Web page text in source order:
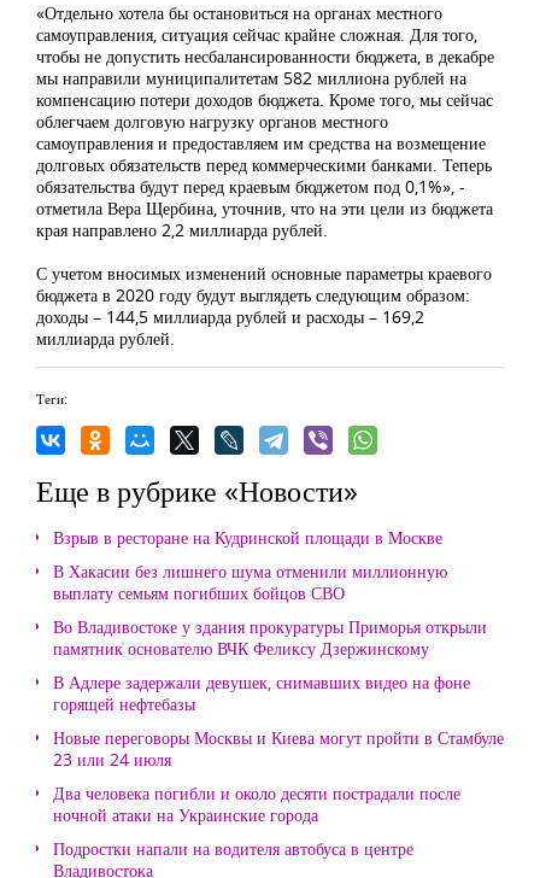
«Отдельно хотела бы остановиться на органах местного
самоуправления, ситуация сейчас крайне сложная. Для того,
чтобы не допустить несбалансированности бюджета, в декабре
мы направили муниципалитетам 582 миллиона рублей на
компенсацию потери доходов бюджета. Кроме того, мы сейчас
облегчаем долговую нагрузку органов местного
самоуправления и предоставляем им средства на возмещение
долговых обязательств перед коммерческими банками. Теперь
обязательства будут перед краевым бюджетом под 0,1%», -
отметила Вера Щербина, уточнив, что на эти цели из бюджета
края направлено 2,2 миллиарда рублей.
С учетом вносимых изменений основные параметры краевого
бюджета в 2020 году будут выглядеть следующим образом:
доходы – 144,5 миллиарда рублей и расходы – 169,2
миллиарда рублей.
Теги:
Еще в рубрике «Новости»
Взрыв в ресторане на Кудринской площади в Москве
В Хакасии без лишнего шума отменили миллионную
выплату семьям погибших бойцов СВО
Во Владивостоке у здания прокуратуры Приморья открыли
памятник основателю ВЧК Феликсу Дзержинскому
В Адлере задержали девушек, снимавших видео на фоне
горящей нефтебазы
Новые переговоры Москвы и Киева могут пройти в Стамбуле
23 или 24 июля
Два человека погибли и около десяти пострадали после
ночной атаки на Украинские города
Подростки напали на водителя автобуса в центре
Владивостока